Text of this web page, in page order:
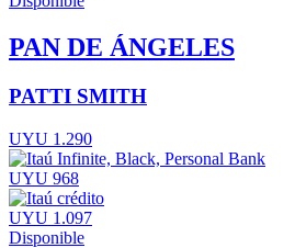
PAN DE ÁNGELES
PATTI SMITH
UYU 1.290
UYU 968
UYU 1.097
Disponible